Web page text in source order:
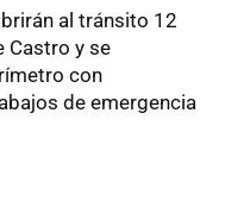
al tránsito 12
Castro y se
con
de emergencia